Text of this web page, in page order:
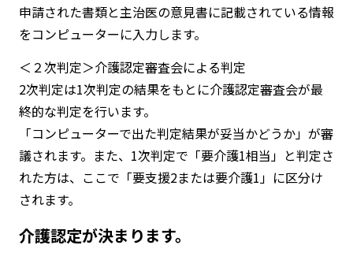
申請された書類と主治医の意見書に記載されている情報
をコンピューターに入力します。
＜２次判定＞介護認定審査会による判定
2次判定は1次判定の結果をもとに介護認定審査会が最
終的な判定を行います。
「コンピューターで出た判定結果が妥当かどうか」が審
議されます。また、1次判定で「要介護1相当」と判定さ
れた方は、ここで「要支援2または要介護1」に区分け
されます。
介護認定が決まります。